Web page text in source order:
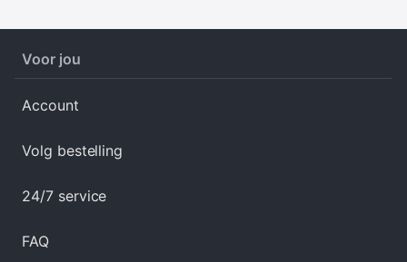
Voor jou
Account
Volg bestelling
24/7 service
FAQ